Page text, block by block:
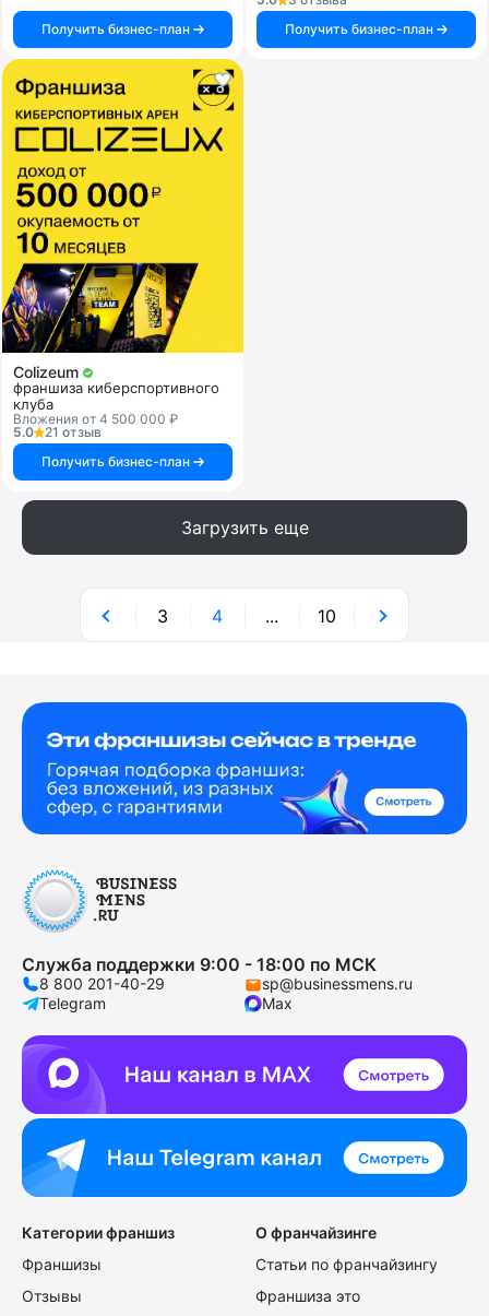
Получить бизнес-план
Получить бизнес-план
Colizeum
франшиза киберспортивного
клуба
Вложения от 4 500 000 ₽
5.0
21 отзыв
Получить бизнес-план
Загрузить еще
3 4 ... 10
Служба поддержки 9:00 - 18:00 по МСК
8 800 201-40-29
sp@businessmens.ru
Telegram
Max
Категории франшиз
Франшизы
Отзывы
О франчайзинге
Статьи по франчайзингу
Франшиза это